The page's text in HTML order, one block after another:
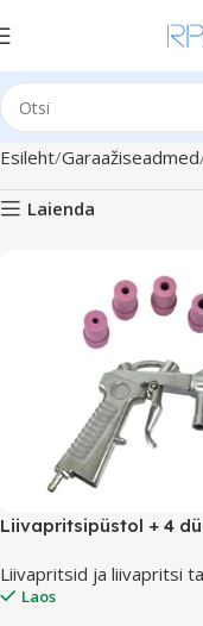
Esileht Garaažiseadmed
Laienda
Liivapritsipüstol + 4
Liivapritsid ja liivapritsi
Laos